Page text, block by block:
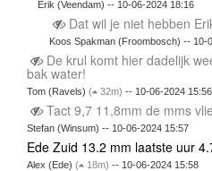
Erik (Veendam) -- 10-06-2024 18:16
Dat wil je niet hebben
Koos Spakman (Froombosch) -- 10-
De krul komt hier dadelijk
bak water!
Tom (Ravels) ( 32m) -- 10-06-2024 15:56
Tact 9,7 11,8mm de mms
Stefan (Winsum) -- 10-06-2024 15:57
Ede Zuid 13.2 mm laatste uur
Alex (Ede) ( 18m) -- 10-06-2024 15:58